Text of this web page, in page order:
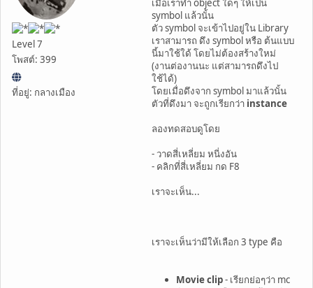
Level 7
โพสต์: 399
ที่อยู่: กลางเมือง
เมื่อเราทำ object ใดๆ ให้เป็น
symbol แล้วนั้น
ตัว symbol จะเข้าไปอยู่ใน Library
เราสามารถ ดึง symbol หรือ ต้นแบบ
นี้มาใช้ใด้ โดยไม่ต้องสร้างใหม่
(งานต่องานนะ แต่สามารถดึงไป
ใช้ได้)
โดยเมื่อดึงจาก symbol มาแล้วนั้น
ตัวที่ดึงมา จะถูกเรียกว่า instance
ลองทดสอบดูโดย
- วาดสี่เหลี่ยม หนี่งอัน
- คลิกที่สี่เหลี่ยม กด F8
เราจะเห็น...
เราจะเห็นว่ามีให้เลือก 3 type คือ
Movie clip- เรียกย่อๆว่า mc